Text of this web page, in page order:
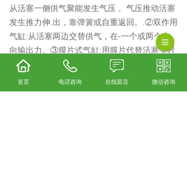
从活塞一侧供气聚能发生气压， 气压推动活塞
发生推力伸.出，靠弹簧或自重返回。.②双作用
气缸:从活塞两边交替供气，在-一个或两个方
向输出力。③膜片式气缸:用膜片代替活塞，只
带弹簧的反向输出力。密封性好，但短。④冲
击缸：将压缩气体压力能量转换为活塞运动的
动能，速度高（10~20m/s）。⑤无杆缸
首页 电话咨询 在线留言 微信咨询